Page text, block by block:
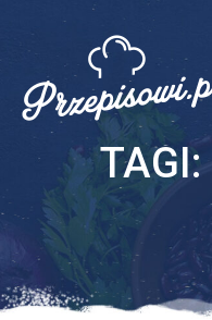
TAGI: